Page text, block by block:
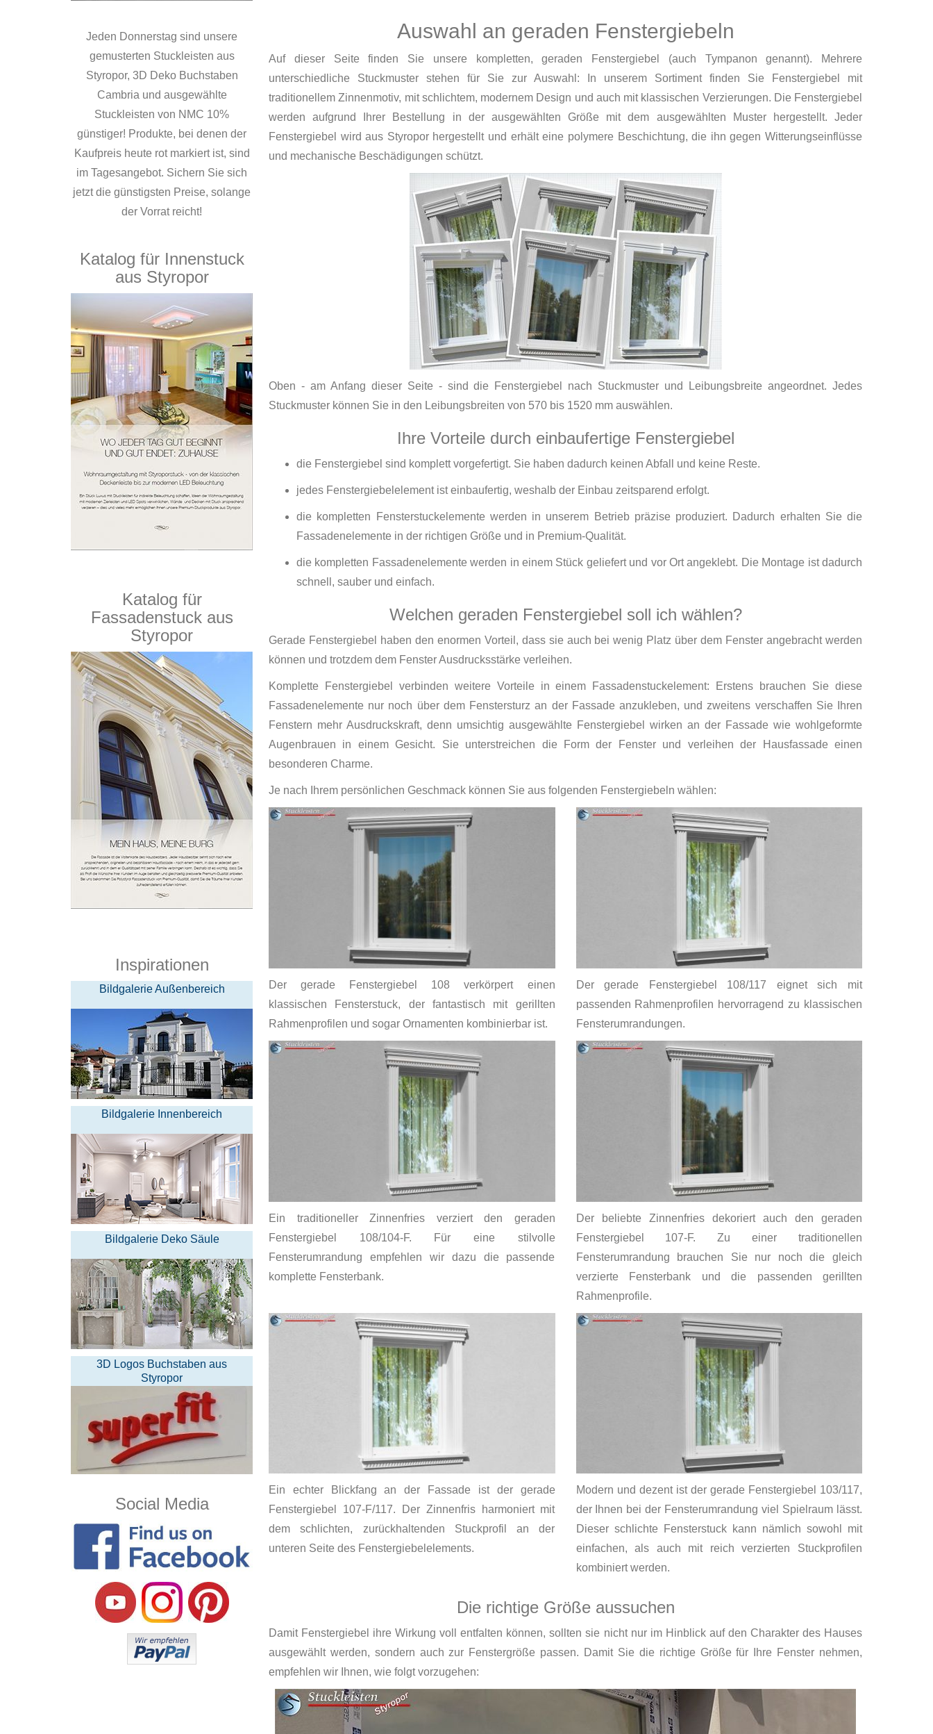
Auswahl an geraden Fenstergiebeln
Auf dieser Seite finden Sie unsere kompletten, geraden Fenstergiebel (auch Tympanon genannt). Mehrere
unterschiedliche Stuckmuster stehen für Sie zur Auswahl: In unserem Sortiment finden Sie Fenstergiebel mit
traditionellem Zinnenmotiv, mit schlichtem, modernem Design und auch mit klassischen Verzierungen. Die Fenstergiebel
werden aufgrund Ihrer Bestellung in der ausgewählten Größe mit dem ausgewählten Muster hergestellt. Jeder
Fenstergiebel wird aus Styropor hergestellt und erhält eine polymere Beschichtung, die ihn gegen Witterungseinflüsse
und mechanische Beschädigungen schützt.
Oben - am Anfang dieser Seite - sind die Fenstergiebel nach Stuckmuster und Leibungsbreite angeordnet. Jedes
Stuckmuster können Sie in den Leibungsbreiten von 570 bis 1520 mm auswählen.
Ihre Vorteile durch einbaufertige Fenstergiebel
die Fenstergiebel sind komplett vorgefertigt. Sie haben dadurch keinen Abfall und keine Reste.
jedes Fenstergiebelelement ist einbaufertig, weshalb der Einbau zeitsparend erfolgt.
die kompletten Fensterstuckelemente werden in unserem Betrieb präzise produziert. Dadurch erhalten Sie die
Fassadenelemente in der richtigen Größe und in Premium-Qualität.
die kompletten Fassadenelemente werden in einem Stück geliefert und vor Ort angeklebt. Die Montage ist dadurch
schnell, sauber und einfach.
Welchen geraden Fenstergiebel soll ich wählen?
Gerade Fenstergiebel haben den enormen Vorteil, dass sie auch bei wenig Platz über dem Fenster angebracht werden
können und trotzdem dem Fenster Ausdrucksstärke verleihen.
Komplette Fenstergiebel verbinden weitere Vorteile in einem Fassadenstuckelement: Erstens brauchen Sie diese
Fassadenelemente nur noch über dem Fenstersturz an der Fassade anzukleben, und zweitens verschaffen Sie Ihren
Fenstern mehr Ausdruckskraft, denn umsichtig ausgewählte Fenstergiebel wirken an der Fassade wie wohlgeformte
Augenbrauen in einem Gesicht. Sie unterstreichen die Form der Fenster und verleihen der Hausfassade einen
besonderen Charme.
Je nach Ihrem persönlichen Geschmack können Sie aus folgenden Fenstergiebeln wählen:
Der gerade Fenstergiebel 108 verkörpert einen
klassischen Fensterstuck, der fantastisch mit gerillten
Rahmenprofilen und sogar Ornamenten kombinierbar ist.
Der gerade Fenstergiebel 108/117 eignet sich mit
passenden Rahmenprofilen hervorragend zu klassischen
Fensterumrandungen.
Ein traditioneller Zinnenfries verziert den geraden
Fenstergiebel 108/104-F. Für eine stilvolle
Fensterumrandung empfehlen wir dazu die passende
komplette Fensterbank.
Der beliebte Zinnenfries dekoriert auch den geraden
Fenstergiebel 107-F. Zu einer traditionellen
Fensterumrandung brauchen Sie nur noch die gleich
verzierte Fensterbank und die passenden gerillten
Rahmenprofile.
Ein echter Blickfang an der Fassade ist der gerade
Fenstergiebel 107-F/117. Der Zinnenfris harmoniert mit
dem schlichten, zurückhaltenden Stuckprofil an der
unteren Seite des Fenstergiebelelements.
Modern und dezent ist der gerade Fenstergiebel 103/117,
der Ihnen bei der Fensterumrandung viel Spielraum lässt.
Dieser schlichte Fensterstuck kann nämlich sowohl mit
einfachen, als auch mit reich verzierten Stuckprofilen
kombiniert werden.
Die richtige Größe aussuchen
Damit Fenstergiebel ihre Wirkung voll entfalten können, sollten sie nicht nur im Hinblick auf den Charakter des Hauses
ausgewählt werden, sondern auch zur Fenstergröße passen. Damit Sie die richtige Größe für Ihre Fenster nehmen,
empfehlen wir Ihnen, wie folgt vorzugehen:
Jeden Donnerstag sind unsere
gemusterten Stuckleisten aus
Styropor, 3D Deko Buchstaben
Cambria und ausgewählte
Stuckleisten von NMC 10%
günstiger! Produkte, bei denen der
Kaufpreis heute rot markiert ist, sind
im Tagesangebot. Sichern Sie sich
jetzt die günstigsten Preise, solange
der Vorrat reicht!
Katalog für Innenstuck
aus Styropor
Katalog für
Fassadenstuck aus
Styropor
Inspirationen
Bildgalerie Außenbereich
Bildgalerie Innenbereich
Bildgalerie Deko Säule
3D Logos Buchstaben aus
Styropor
Social Media